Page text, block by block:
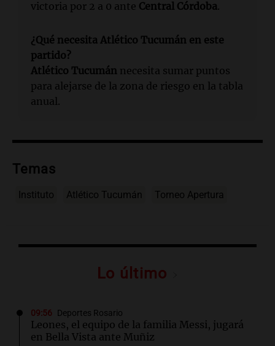
victoria por 2 a 0 ante Central Córdoba.
¿Qué necesita Atlético Tucumán en este
partido?
Atlético Tucumán necesita sumar puntos
para alejarse de la zona de riesgo en la tabla
anual.
Temas
Instituto Atlético Tucumán Torneo Apertura
Lo último
09:56 Deportes Rosario
Leones, el equipo de la familia Messi, jugará
en Bella Vista ante Muñiz